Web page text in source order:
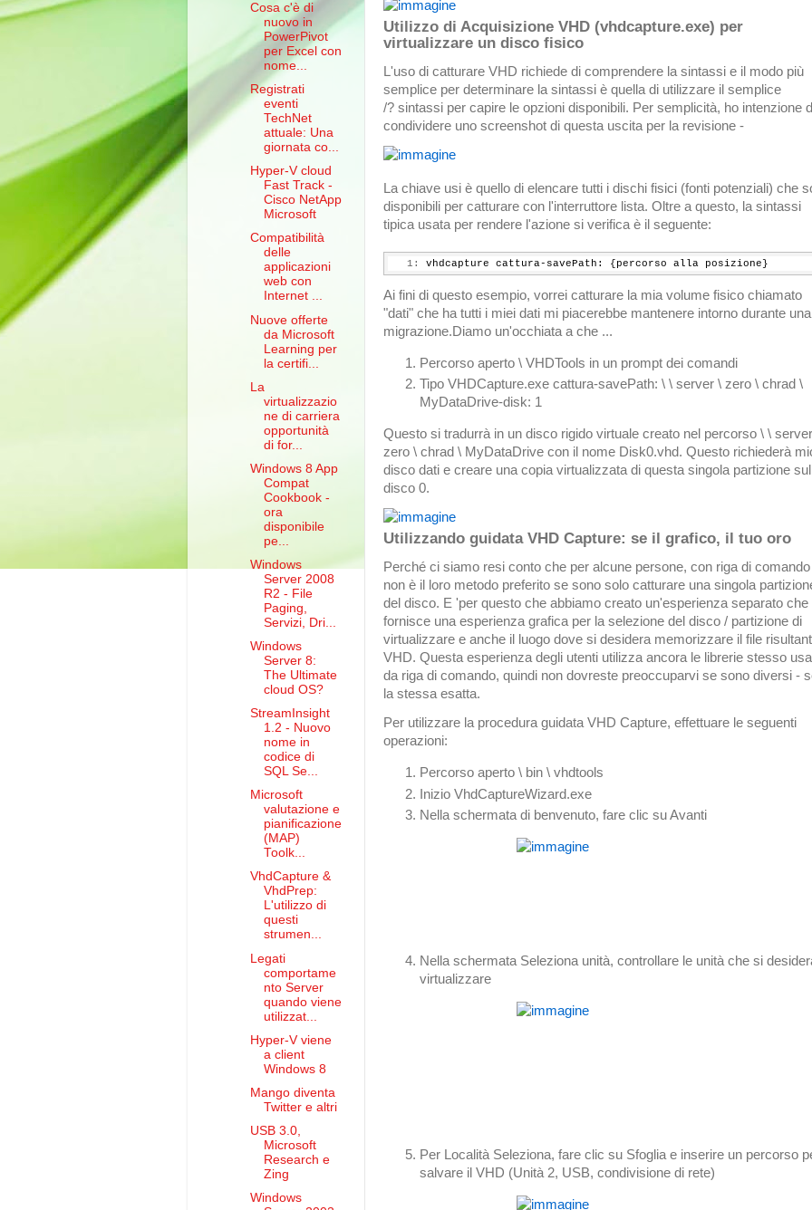
Utilizzo di Acquisizione VHD (vhdcapture.exe) per
virtualizzare un disco fisico
L'uso di catturare VHD richiede di comprendere la sintassi e il modo più
semplice per determinare la sintassi è quella di utilizzare il semplice
/? sintassi per capire le opzioni disponibili. Per semplicità, ho intenzione
condividere uno screenshot di questa uscita per la revisione -
La chiave usi è quello di elencare tutti i dischi fisici (fonti potenziali) che
disponibili per catturare con l'interruttore lista. Oltre a questo, la sintassi
tipica usata per rendere l'azione si verifica è il seguente:
   1:
vhdcapture cattura-savePath: {percorso alla posizione}
Ai fini di questo esempio, vorrei catturare la mia volume fisico chiamato
"dati" che ha tutti i miei dati mi piacerebbe mantenere intorno durante una
migrazione.Diamo un'occhiata a che ...
Percorso aperto \ VHDTools in un prompt dei comandi
Tipo VHDCapture.exe cattura-savePath: \ \ server \ zero \ chrad \
MyDataDrive-disk: 1
Questo si tradurrà in un disco rigido virtuale creato nel percorso \ \
zero \ chrad \ MyDataDrive con il nome Disk0.vhd. Questo richiederà
disco dati e creare una copia virtualizzata di questa singola partizione sul
disco 0.
Utilizzando guidata VHD Capture: se il grafico, il tuo oro
Perché ci siamo resi conto che per alcune persone, con riga di comando
non è il loro metodo preferito se sono solo catturare una singola
del disco. E 'per questo che abbiamo creato un'esperienza separato che
fornisce una esperienza grafica per la selezione del disco / partizione di
virtualizzare e anche il luogo dove si desidera memorizzare il file
VHD. Questa esperienza degli utenti utilizza ancora le librerie stesso
da riga di comando, quindi non dovreste preoccuparvi se sono diversi -
la stessa esatta.
Per utilizzare la procedura guidata VHD Capture, effettuare le seguenti
operazioni:
Percorso aperto \ bin \ vhdtools
Inizio VhdCaptureWizard.exe
Nella schermata di benvenuto, fare clic su Avanti
Nella schermata Seleziona unità, controllare le unità che si
virtualizzare
Per Località Seleziona, fare clic su Sfoglia e inserire un percorso
salvare il VHD (Unità 2, USB, condivisione di rete)
Cosa c'è di
nuovo in
PowerPivot
per Excel con
nome...
Registrati
eventi
TechNet
attuale: Una
giornata co...
Hyper-V cloud
Fast Track -
Cisco NetApp
Microsoft
Compatibilità
delle
applicazioni
web con
Internet ...
Nuove offerte
da Microsoft
Learning per
la certifi...
La
virtualizzazio
ne di carriera
opportunità
di for...
Windows 8 App
Compat
Cookbook -
ora
disponibile
pe...
Windows
Server 2008
R2 - File
Paging,
Servizi, Dri...
Windows
Server 8:
The Ultimate
cloud OS?
StreamInsight
1.2 - Nuovo
nome in
codice di
SQL Se...
Microsoft
valutazione e
pianificazione
(MAP)
Toolk...
VhdCapture &
VhdPrep:
L'utilizzo di
questi
strumen...
Legati
comportame
nto Server
quando viene
utilizzat...
Hyper-V viene
a client
Windows 8
Mango diventa
Twitter e altri
USB 3.0,
Microsoft
Research e
Zing
Windows